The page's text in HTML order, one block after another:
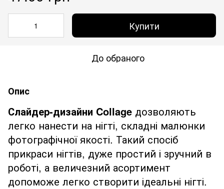
Купити
До обраного
Опис
Слайдер-дизайни Collage дозволяють
легко нанести на нігті, складні малюнки
фотографічної якості. Такий спосіб
прикраси нігтів, дуже простий і зручний в
роботі, а величезний асортимент
допоможе легко створити ідеальні нігті.